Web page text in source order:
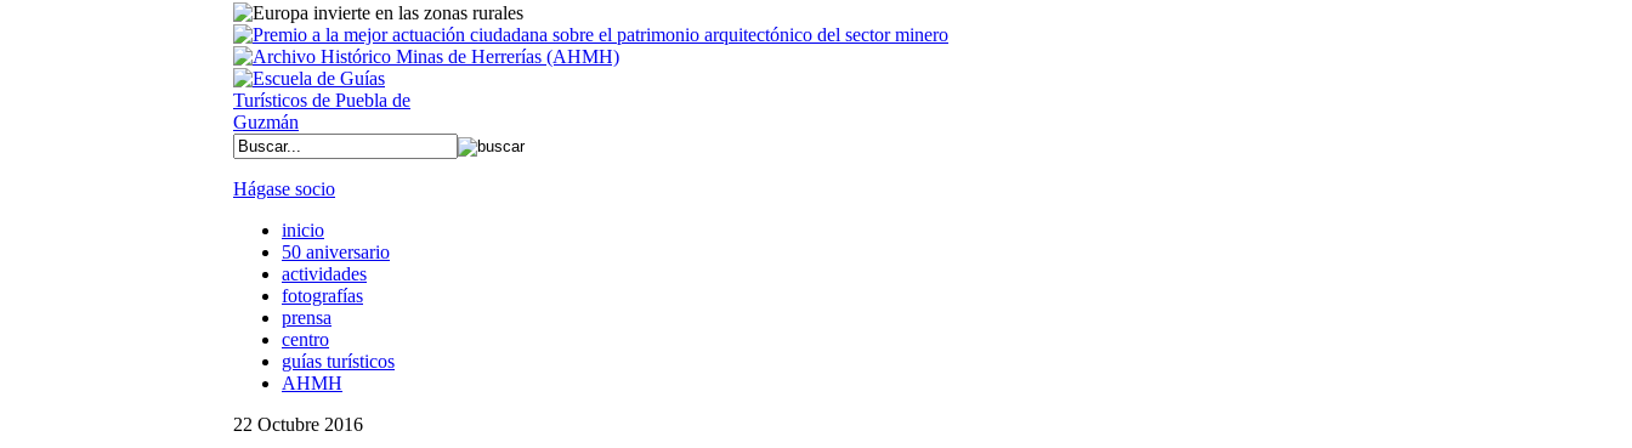
Hágase socio
inicio
50 aniversario
actividades
fotografías
prensa
centro
guías turísticos
AHMH
22 Octubre 2016